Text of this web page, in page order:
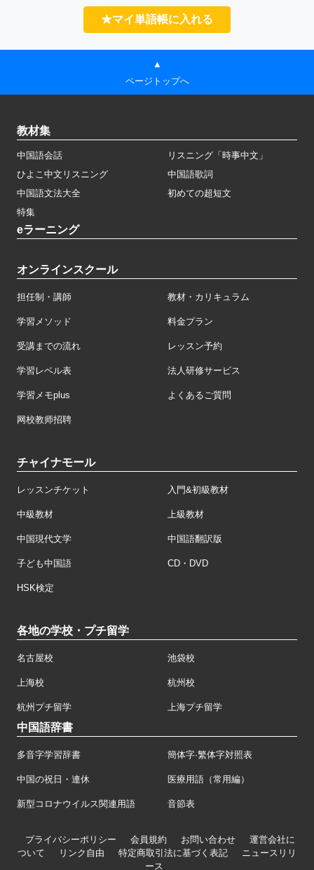
★マイ単語帳に入れる
▲
ページトップへ
教材集
中国語会話
リスニング「時事中文」
ひよこ中文リスニング
中国語歌詞
中国語文法大全
初めての超短文
特集
eラーニング
オンラインスクール
担任制・講師 教材・カリキュラム
学習メソッド 料金プラン
受講までの流れ レッスン予約
学習レベル表 法人研修サービス
学習メモplus よくあるご質問
网校教师招聘
チャイナモール
レッスンチケット 入門&初級教材
中級教材 上級教材
中国現代文学 中国語翻訳版
子ども中国語 CD・DVD
HSK検定
各地の学校・プチ留学
名古屋校 池袋校
上海校 杭州校
杭州プチ留学 上海プチ留学
中国語辞書
多音字学習辞書 簡体字·繁体字対照表
中国の祝日・連休 医療用語（常用編）
新型コロナウイルス関連用語 音節表
プライバシーポリシー 会員規約 お問い合わせ
運営会社に
ついて
リンク自由 特定商取引法に基づく表記
ニュースリリ
ース